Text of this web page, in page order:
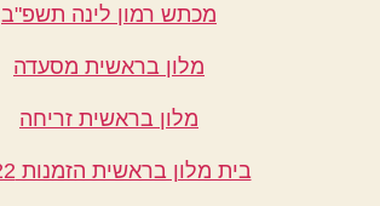
מכתש רמון לינה תשפ"ב
מלון בראשית מסעדה
מלון בראשית זריחה
בית מלון בראשית הזמנות 2022